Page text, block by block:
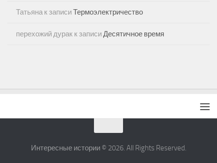
Татьянак записиТермоэлектричество
перехожий дурак к записиДесятичное время
Интересные истории © 2026. All Rights Reserved.